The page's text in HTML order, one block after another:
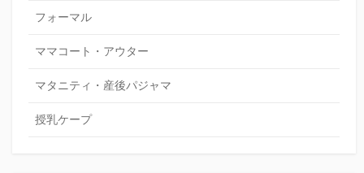
フォーマル
ママコート・アウター
マタニティ・産後パジャマ
授乳ケープ